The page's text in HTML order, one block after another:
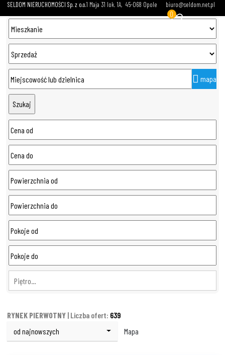
SELDOM NIERUCHOMOŚCI Sp. z o.o.1 Maja 31 lok. 1A 45-068 Opole biuro@seldom.net.pl
0
mapa
Piętro…
RYNEK PIERWOTNY | Liczba ofert: 639
od najnowszych
Mapa